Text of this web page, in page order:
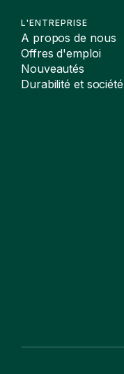
L'ENTREPRISE
A propos de nous
Offres d'emploi
Nouveautés
Durabilité et société